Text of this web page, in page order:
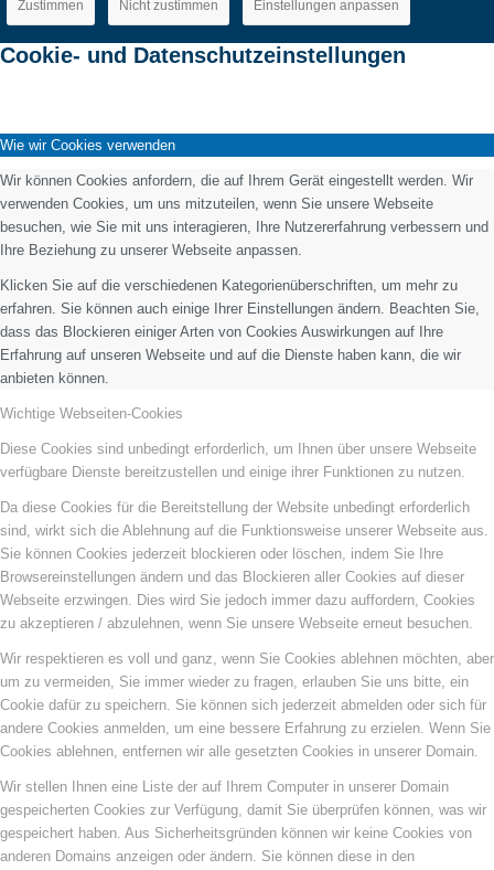
Zustimmen Nicht zustimmen Einstellungen anpassen
Cookie- und Datenschutzeinstellungen
Wie wir Cookies verwenden
Wir können Cookies anfordern, die auf Ihrem Gerät eingestellt werden. Wir
verwenden Cookies, um uns mitzuteilen, wenn Sie unsere Webseite
besuchen, wie Sie mit uns interagieren, Ihre Nutzererfahrung verbessern und
Ihre Beziehung zu unserer Webseite anpassen.
Klicken Sie auf die verschiedenen Kategorienüberschriften, um mehr zu
erfahren. Sie können auch einige Ihrer Einstellungen ändern. Beachten Sie,
dass das Blockieren einiger Arten von Cookies Auswirkungen auf Ihre
Erfahrung auf unseren Webseite und auf die Dienste haben kann, die wir
anbieten können.
Wichtige Webseiten-Cookies
Diese Cookies sind unbedingt erforderlich, um Ihnen über unsere Webseite
verfügbare Dienste bereitzustellen und einige ihrer Funktionen zu nutzen.
Da diese Cookies für die Bereitstellung der Website unbedingt erforderlich
sind, wirkt sich die Ablehnung auf die Funktionsweise unserer Webseite aus.
Sie können Cookies jederzeit blockieren oder löschen, indem Sie Ihre
Browsereinstellungen ändern und das Blockieren aller Cookies auf dieser
Webseite erzwingen. Dies wird Sie jedoch immer dazu auffordern, Cookies
zu akzeptieren / abzulehnen, wenn Sie unsere Webseite erneut besuchen.
Wir respektieren es voll und ganz, wenn Sie Cookies ablehnen möchten, aber
um zu vermeiden, Sie immer wieder zu fragen, erlauben Sie uns bitte, ein
Cookie dafür zu speichern. Sie können sich jederzeit abmelden oder sich für
andere Cookies anmelden, um eine bessere Erfahrung zu erzielen. Wenn Sie
Cookies ablehnen, entfernen wir alle gesetzten Cookies in unserer Domain.
Wir stellen Ihnen eine Liste der auf Ihrem Computer in unserer Domain
gespeicherten Cookies zur Verfügung, damit Sie überprüfen können, was wir
gespeichert haben. Aus Sicherheitsgründen können wir keine Cookies von
anderen Domains anzeigen oder ändern. Sie können diese in den